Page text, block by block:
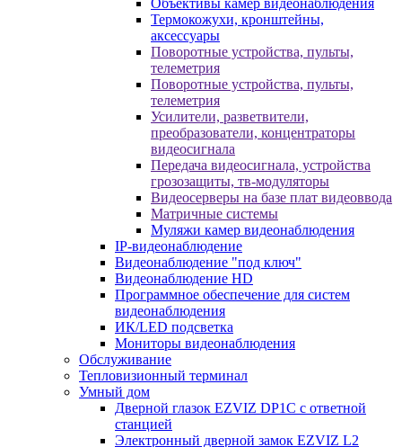
Термокожухи, кронштейны,
аксессуары
Поворотные устройства, пульты,
телеметрия
Поворотные устройства, пульты,
телеметрия
Усилители, разветвители,
преобразователи, концентраторы
видеосигнала
Передача видеосигнала, устройства
грозозащиты, тв-модуляторы
Видеосерверы на базе плат видеоввода
Матричные системы
Муляжи камер видеонаблюдения
IP-видеонаблюдение
Видеонаблюдение "под ключ"
Видеонаблюдение HD
Программное обеспечение для систем
видеонаблюдения
ИК/LED подсветка
Мониторы видеонаблюдения
Обслуживание
Тепловизионный терминал
Умный дом
Дверной глазок EZVIZ DP1C с ответной
станцией
Электронный дверной замок EZVIZ L2